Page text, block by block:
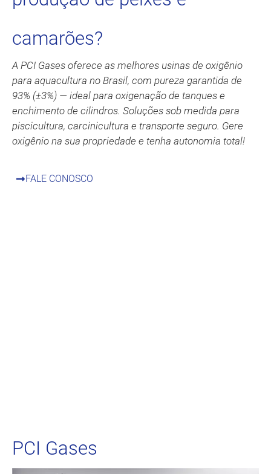
camarões?
A PCI Gases oferece as melhores usinas de oxigênio
para aquacultura no Brasil, com pureza garantida de
93% (±3%) — ideal para oxigenação de tanques e
enchimento de cilindros. Soluções sob medida para
piscicultura, carcinicultura e transporte seguro. Gere
oxigênio na sua propriedade e tenha autonomia total!
FALE CONOSCO
PCI Gases